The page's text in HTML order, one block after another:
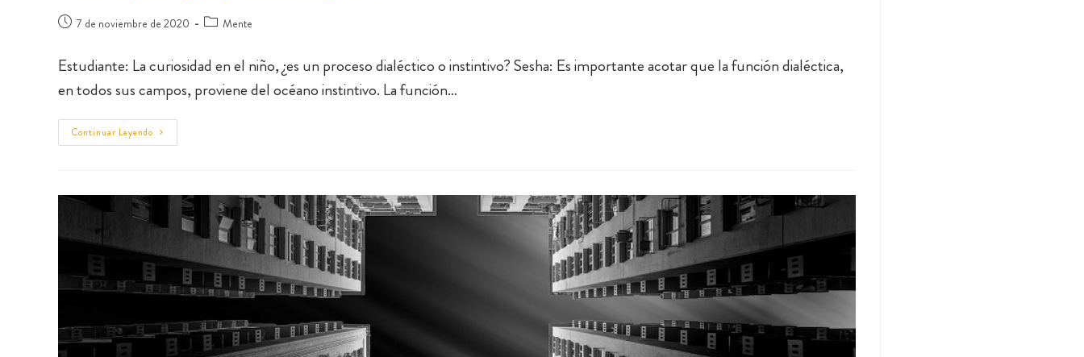
7 de noviembre de 2020 Mente
Estudiante: La curiosidad en el niño, ¿es un proceso dialéctico o instintivo? Sesha: Es importante acotar que la función dialéctica,
en todos sus campos, proviene del océano instintivo. La función…
Continuar Leyendo